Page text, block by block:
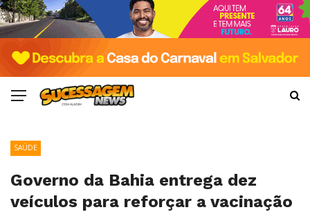
SAÚDE
Governo da Bahia entrega dez
veículos para reforçar a vacinação